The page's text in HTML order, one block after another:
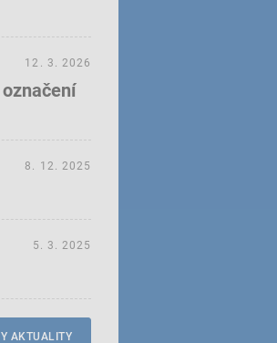
12. 3. 2026
8. 12. 2025
5. 3. 2025
AKTUALITY